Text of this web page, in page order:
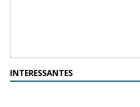
INTERESSANTES